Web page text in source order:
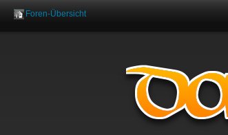
Foren-Übersicht